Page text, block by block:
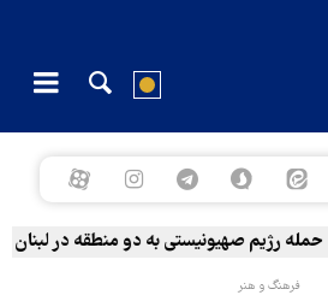
رژیم صهیونیستی به دو منطقه در لبنان
فرهنگ و هنر